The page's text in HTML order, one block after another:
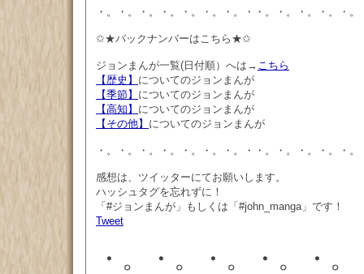
・。・。・。・。・。・。・。・・。・。・。・。・
✩★バックナンバーはこちら★✩
ジョンまんが一覧(日付順）へは→ こちら
【歴史】 についてのジョンまんが
【季節】 についてのジョンまんが
【高知】 についてのジョンまんが
【その他】 についてのジョンまんが
・。・。・。・。・。・。・。・・。・。・。・。・
感想は、ツイッターにてお願いします。
ハッシュタグを忘れずに！
「#ジョンまんが」もしくは「#john_manga」です！
Tweet
・。・。・。・。・